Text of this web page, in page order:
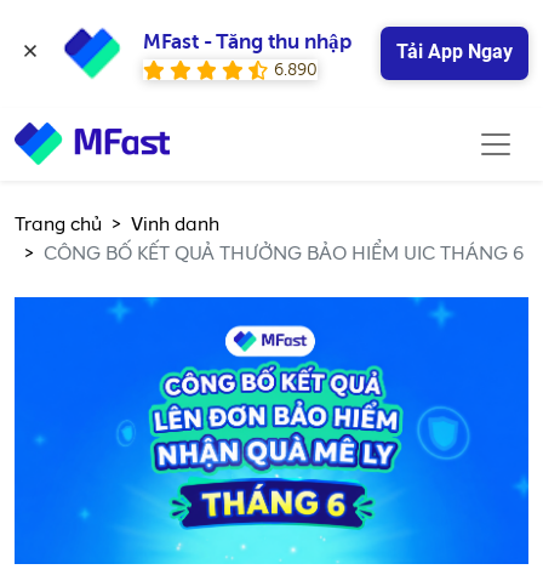
MFast - Tăng thu nhập
6.890
Tải App Ngay
Trang chủ
Vinh danh
CÔNG BỐ KẾT QUẢ THƯỞNG BẢO HIỂM UIC THÁNG 6